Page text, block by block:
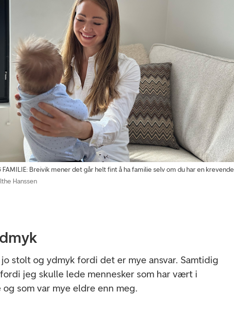
FAMILIE: Breivik mener det går helt fint å ha familie selv om du har en krevende
Hanssen
stolt og ydmyk fordi det er mye ansvar. Samtidig
jeg skulle lede mennesker som har vært i
som var mye eldre enn meg.